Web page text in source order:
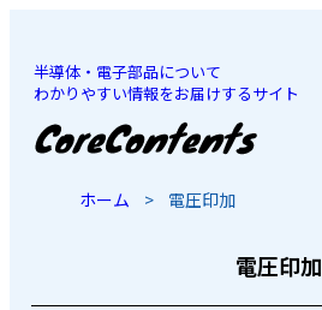
半導体・電子部品について
わかりやすい情報をお届けするサイト
JP
ホーム > 電圧印加
電圧印加